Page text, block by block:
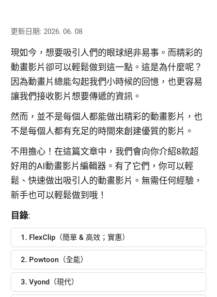
更新日期: 2026. 06. 08
現如今，想要吸引人們的眼球絕非易事。而精彩的
動畫影片卻可以輕鬆做到這一點。這是為什麼呢？
因為動畫片總能勾起我們小時候的回憶，也更容易
讓我們接收影片想要傳遞的資訊。
然而，並不是每個人都能做出精彩的動畫影片，也
不是每個人都有充足的時間來創建優質的影片。
不用擔心！在這篇文章中，我們會向你介紹8款超
好用的AI動畫影片編輯器。有了它們，你可以輕
鬆、快速做出吸引人的動畫影片。無需任何經驗，
新手也可以輕鬆做到哦！
目錄:
1. FlexClip（簡單 & 高效；實惠）
2. Powtoon（全能）
3. Vyond（現代）